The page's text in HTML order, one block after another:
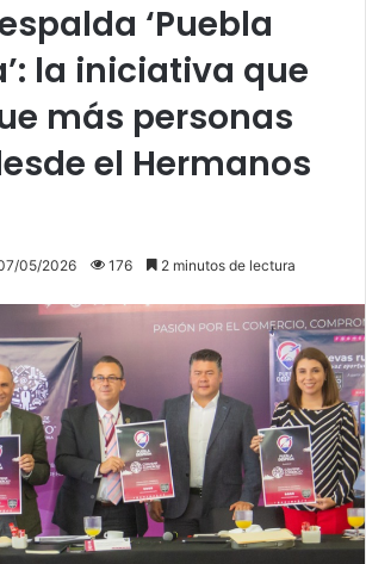
‘Puebla
la iniciativa que
más personas
el Hermanos
05/2026 176 2 minutos de lectura